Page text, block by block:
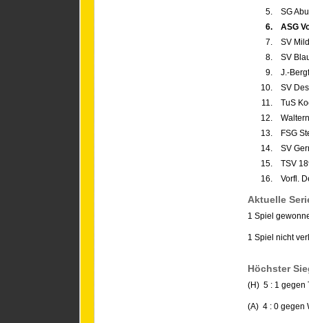
5.
SG
6.
ASG
7.
SV
8.
SV
9.
J.-
10.
SV
11.
TuS
12.
13.
FSG
14.
SV
15.
TSV
16.
Vorfl.
Aktuelle
1 Spiel
1 Spiel nicht
Höchster
(H) 5 : 1 gegen
(A) 4 : 0 gegen